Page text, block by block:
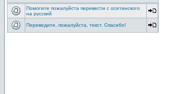
Помогите пожалуйста перевести с осетинского
на русский
Переведите, пожалуйста, текст. Спасибо!